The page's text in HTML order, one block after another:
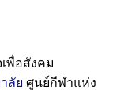
พื่อสังคม
ลัย ศูนย์กีฬาแห่ง